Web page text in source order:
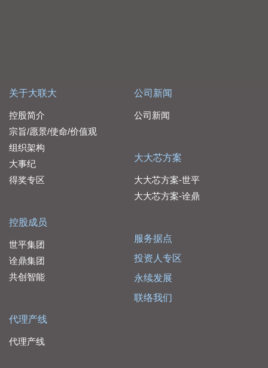
关于大联大
控股简介
宗旨/愿景/使命/价值观
组织架构
大事纪
得奖专区
控股成员
世平集团
诠鼎集团
共创智能
代理产线
代理产线
公司新闻
公司新闻
大大芯方案
大大芯方案-世平
大大芯方案-诠鼎
服务据点
投资人专区
永续发展
联络我们